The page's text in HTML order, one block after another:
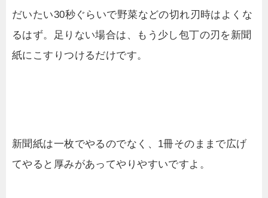
だいたい30秒ぐらいで野菜などの切れ刃時はよくな
るはず。足りない場合は、もう少し包丁の刃を新聞
紙にこすりつけるだけです。
新聞紙は一枚でやるのでなく、1冊そのままで広げ
てやると厚みがあってやりやすいですよ。